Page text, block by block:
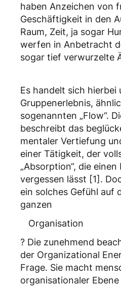
haben Anzeichen von
Geschäftigkeit in den
Raum, Zeit, ja sogar
werfen in Anbetracht
sogar tief verwurzelte
Es handelt sich hierbei
Gruppenerlebnis,
sogenannten „Flow“.
beschreibt das
mentaler Vertiefung
einer Tätigkeit, der
„Absorption“, die einen
vergessen lässt [1].
ein solches Gefühl auf
ganzen
Organisation
? Die zunehmend
der Organizational
Frage. Sie macht
organisationaler